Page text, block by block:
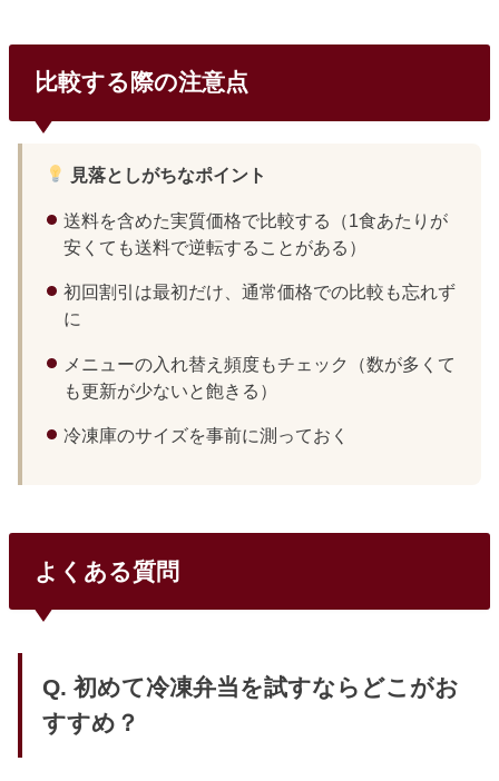
比較する際の注意点
見落としがちなポイント
送料を含めた実質価格で比較する（1食あたりが
安くても送料で逆転することがある）
初回割引は最初だけ、通常価格での比較も忘れず
に
メニューの入れ替え頻度もチェック（数が多くて
も更新が少ないと飽きる）
冷凍庫のサイズを事前に測っておく
よくある質問
Q. 初めて冷凍弁当を試すならどこがお
すすめ？